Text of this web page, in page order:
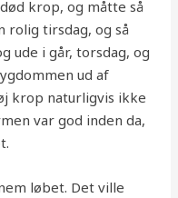
krop, og måtte så
rolig tirsdag, og så
ude i går, torsdag, og
ud af
krop naturligvis ikke
var god inden da,
løbet. Det ville